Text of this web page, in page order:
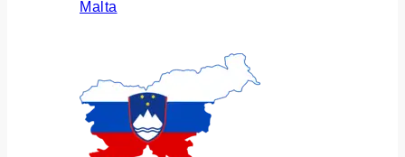
Malta